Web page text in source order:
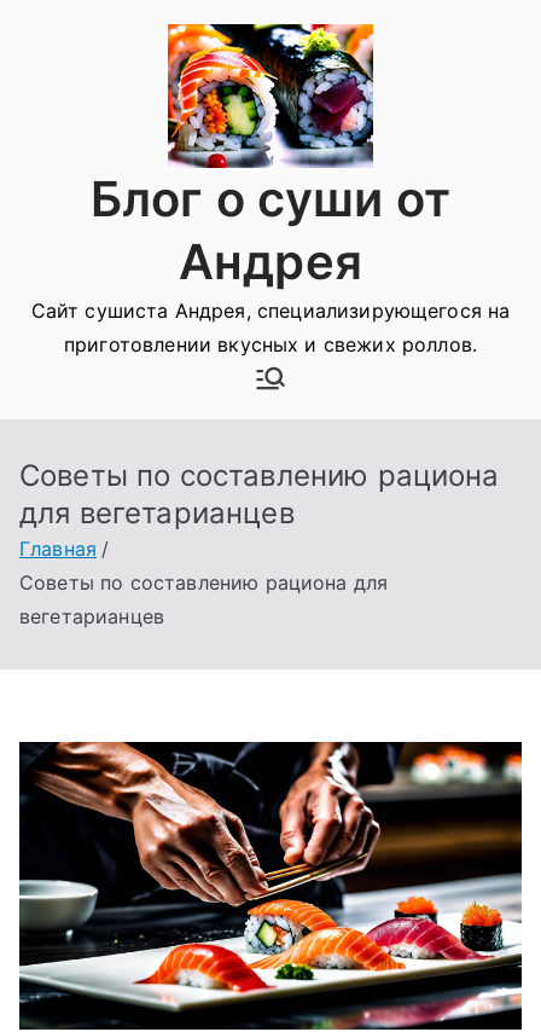
Блог о суши от
Андрея
Сайт сушиста Андрея, специализирующегося на
приготовлении вкусных и свежих роллов.
Советы по составлению рациона
для вегетарианцев
Главная
Советы по составлению рациона для
вегетарианцев